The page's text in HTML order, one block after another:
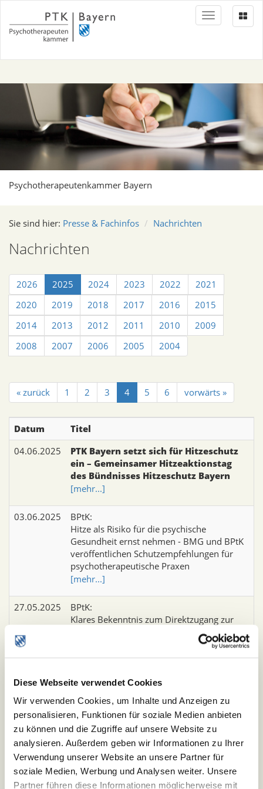
Diese Webseite verwendet Cookies
Wir verwenden Cookies, um Inhalte und Anzeigen zu
personalisieren, Funktionen für soziale Medien anbieten
zu können und die Zugriffe auf unsere Website zu
analysieren. Außerdem geben wir Informationen zu Ihrer
Verwendung unserer Website an unsere Partner für
soziale Medien, Werbung und Analysen weiter. Unsere
Partner führen diese Informationen möglicherweise mit
Toggle
navigation
Psychotherapeutenkammer Bayern
Sie sind hier: Presse & Fachinfos Nachrichten
Nachrichten
2026 2025 2024 2023 2022
2021
2020
2019 2018 2017 2016
2015
2014
2013 2012 2011 2010
2009
2008
2007 2006 2005 2004
« zurück 1 2 3 4 5 6 vorwärts »
Datum
Titel
04.06.2025
PTK Bayern setzt sich für Hitzeschutz
ein – Gemeinsamer Hitzeaktionstag
des Bündnisses Hitzeschutz Bayern
[mehr...]
03.06.2025
BPtK:
Hitze als Risiko für die psychische
Gesundheit ernst nehmen - BMG und BPtK
veröffentlichen Schutzempfehlungen für
psychotherapeutische Praxen
[mehr...]
27.05.2025
BPtK:
Klares Bekenntnis zum Direktzugang zur
Psychotherapie - BPtK begrüßt Beschluss
der KBV-VV zum Primärarztsystem
[mehr...]
26.05.2025
BPtK:
Im Zeichen politischen Aufbruchs und
aktueller gesellschaftlicher Verantwortung -
Der 46. Deutsche Psychotherapeutentag
fand vom 16. bis 17. Mai 2025 in Leipzig
statt
[mehr...]